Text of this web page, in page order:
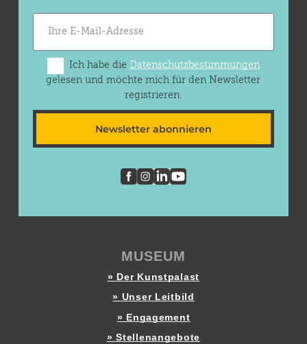
Ich habe dieDatenschutzbestimmungen
gelesen und möchte mich für den Newsletter
registrieren.
Newsletter abonnieren
MUSEUM
» Der Kunstpalast
» Unser Leitbild
» Engagement
» Stellenangebote